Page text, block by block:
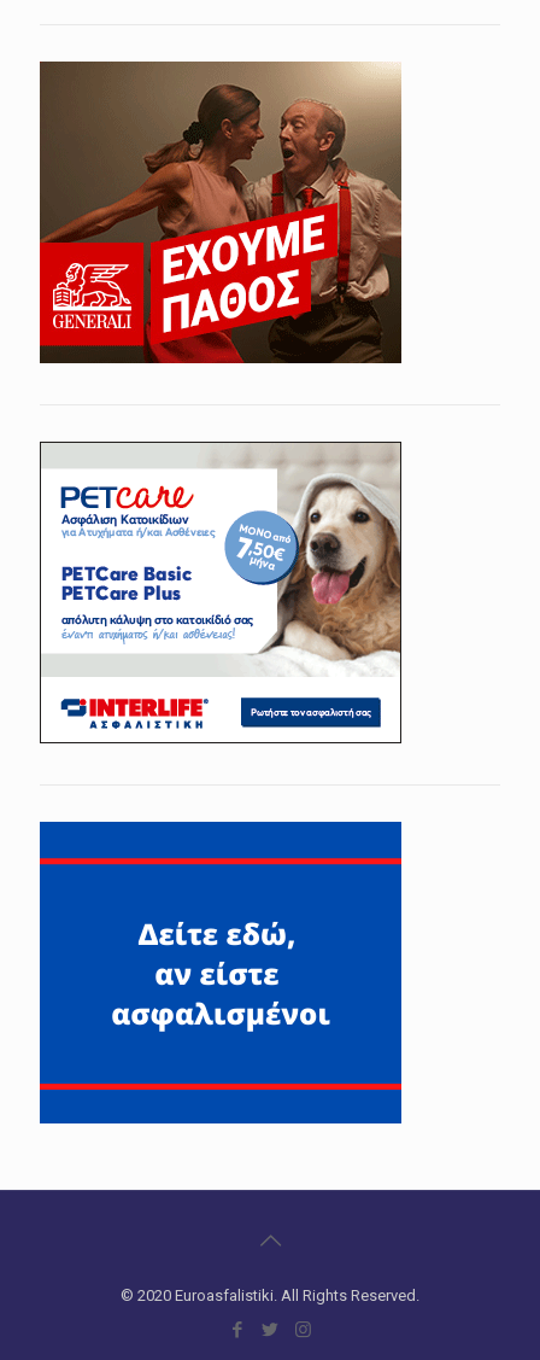
© 2020 Euroasfalistiki. All Rights Reserved.